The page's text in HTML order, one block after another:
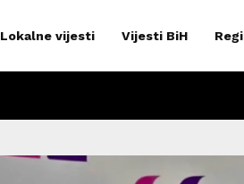
Lokalne vijesti Vijesti BiH